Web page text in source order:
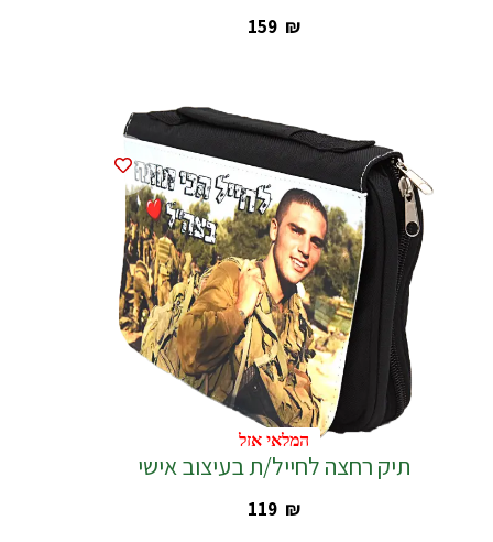
‎159 ₪
המלאי אזל
המלאי אזל
תיק רחצה לחייל/ת בעיצוב אישי
‎119 ₪